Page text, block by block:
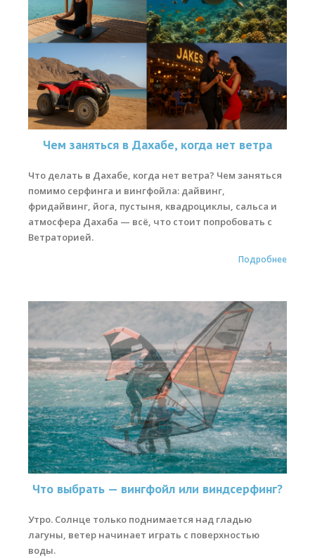
Чем заняться в Дахабе, когда нет ветра
Что делать в Дахабе, когда нет ветра? Чем заняться
помимо серфинга и вингфойла: дайвинг,
фридайвинг, йога, пустыня, квадроциклы, сальса и
атмосфера Дахаба — всё, что стоит попробовать с
Ветраторией.
Подробнее
Что выбрать — вингфойл или виндсерфинг?
Утро. Солнце только поднимается над гладью
лагуны, ветер начинает играть с поверхностью
воды.